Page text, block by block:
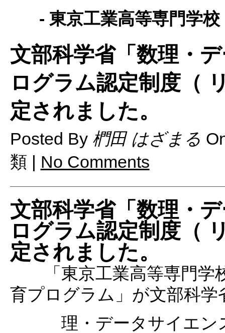
- 東京工業高等専門学
文部科学省「数理・
ログラム認定制度（
定されました。
Posted By 椚田 はざまる
類 | No Comments
文部科学省「数理・
ログラム認定制度（
定されました。
「東京工業高等専門学
育プログラム」が文部科学
理・データサイエンス